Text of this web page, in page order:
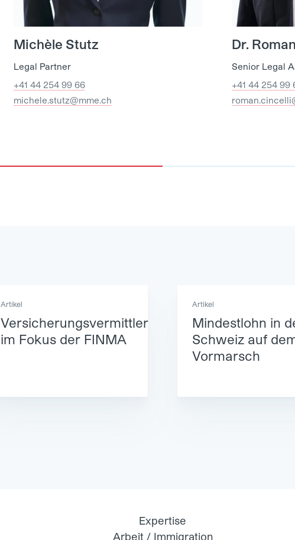
Michèle Stutz
Legal Partner
+41 44 254 99 66
michele.stutz@mme.ch
Dr.
Senior Legal
+41 44 254 99
Artikel
Versicherungsvermittler
im Fokus der FINMA
Artikel
Mindestlohn in
Schweiz auf
Vormarsch
Expertise
Arbeit / Immigration